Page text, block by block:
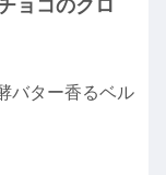
ョコのクロ
バター香るベル